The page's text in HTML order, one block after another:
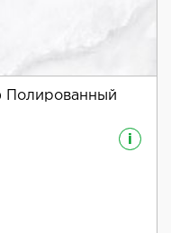
Полированный
i